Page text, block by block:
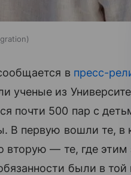
в пресс-
ученые из
почти 500 пар с
В первую вошли те, в
вторую — те, где этим
были в той